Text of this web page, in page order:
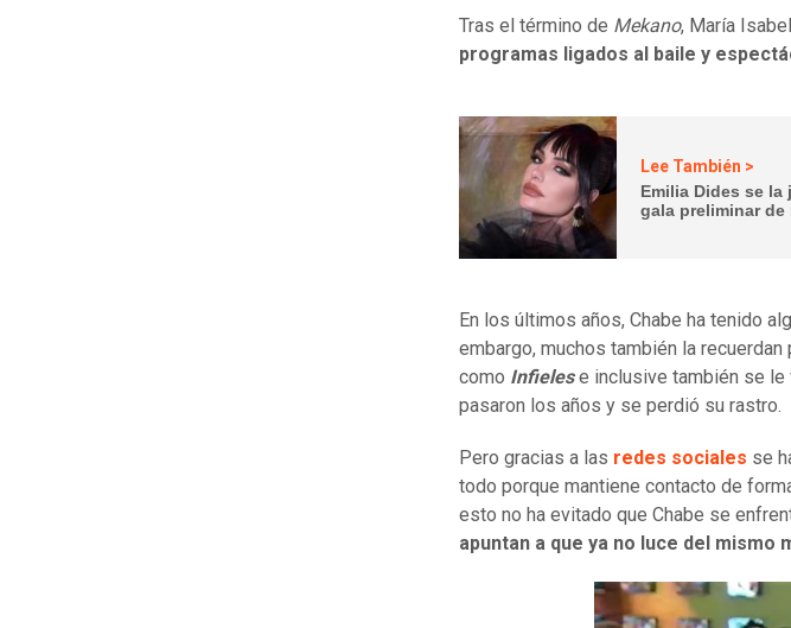
Tras el término de Mekano, María
programas ligados al baile y
Lee También >
Emilia Dides se
gala preliminar
En los últimos años, Chabe ha tenido
embargo, muchos también la
como Infielese inclusive también se le
pasaron los años y se perdió su rastro.
Pero gracias a las redes sociales se
todo porque mantiene contacto de
esto no ha evitado que Chabe se
apuntan a que ya no luce del mismo